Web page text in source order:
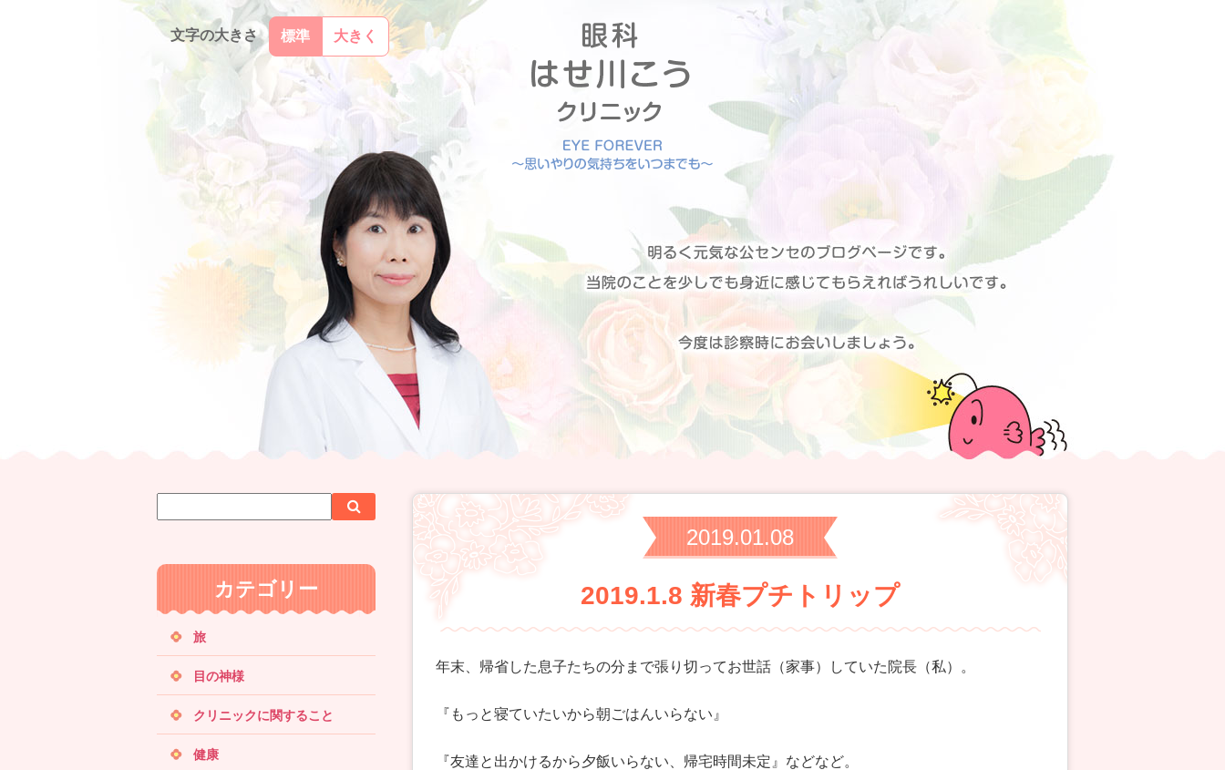
文字の大きさ 標準 大きく
2019.01.08
2019.1.8 新春プチトリップ
年末、帰省した息子たちの分まで張り切ってお世話（家事）していた院長（私）。
『もっと寝ていたいから朝ごはんいらない』
『友達と出かけるから夕飯いらない、帰宅時間未定』などなど。
イ
内
索
索
カテゴリー
旅
目の神様
クリニックに関すること
健康